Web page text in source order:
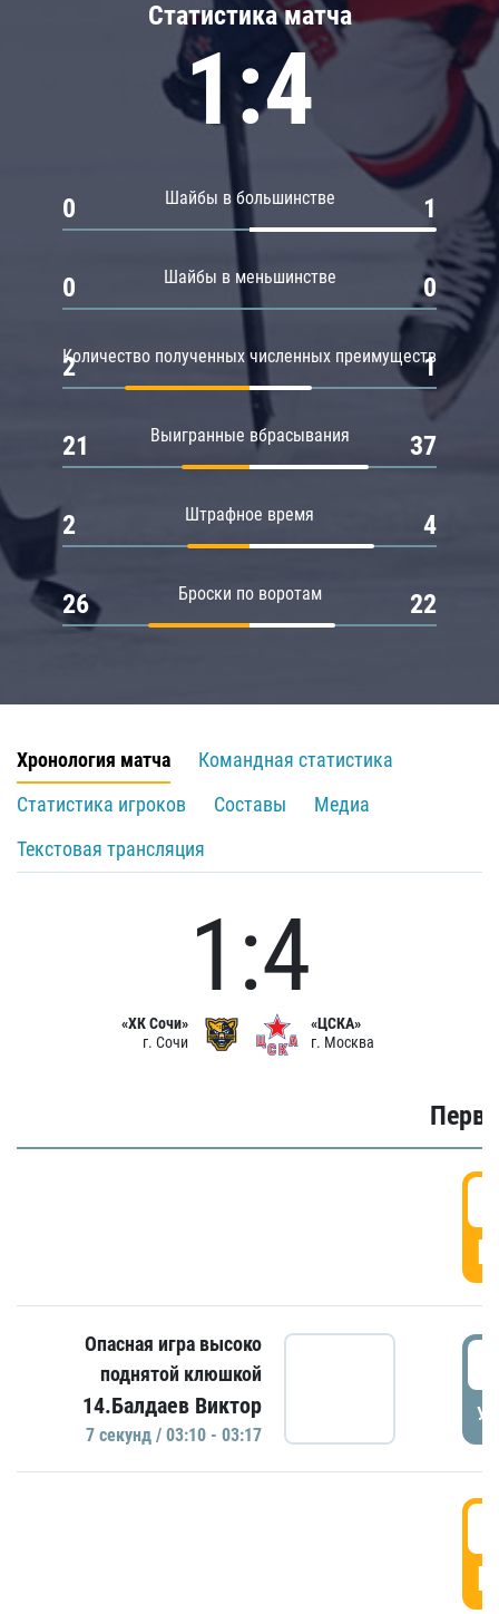
Статистика матча
1:4
Шайбы в большинстве
0 1
Шайбы в меньшинстве
0 0
Количество полученных численных преимуществ
2 1
Выигранные вбрасывания
21 37
Штрафное время
2 4
Броски по воротам
26 22
Хронология матча
Командная статистика
Статистика игроков
Составы
Медиа
Текстовая трансляция
«ХК Сочи»
г. Сочи
1:4
«ЦСКА»
г. Москва
Опасная игра высоко
поднятой клюшкой
14.Балдаев Виктор
7 секунд / 03:10 - 03:17